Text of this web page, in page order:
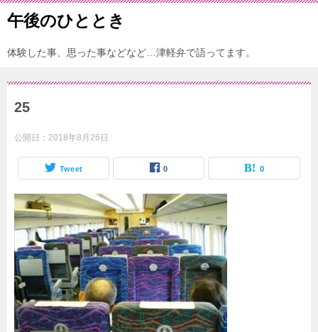
午後のひととき
体験した事、思った事などなど…津軽弁で語ってます。
25
公開日： 2018年8月26日
Tweet 0 0